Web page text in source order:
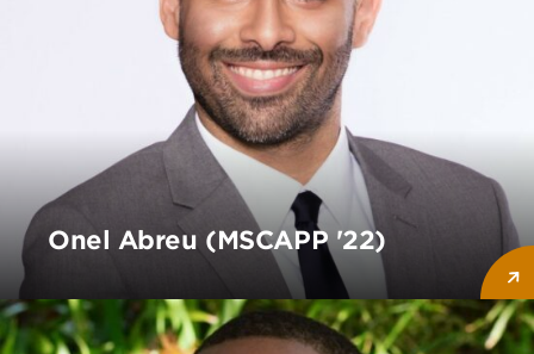
Onel Abreu (MSCAPP '22)